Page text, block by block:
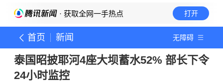
· 获取全网一手热点 打开
首页 新闻 无障碍
泰国昭披耶河4座大坝蓄水52% 部长下令
24小时监控